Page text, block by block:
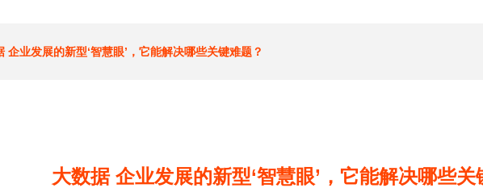
企业发展的新型‘智慧眼’，它能解决哪些关键难题？
大数据 企业发展的新型‘智慧眼’，它能解决哪些关